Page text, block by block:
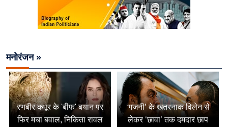
मनोरंजन »
रणबीर कपूर के 'बीफ' बयान पर
फिर मचा बवाल, निकिता रावल
‘गजनी’ के खतरनाक विलेन से
लेकर ‘छावा’ तक दमदार छाप